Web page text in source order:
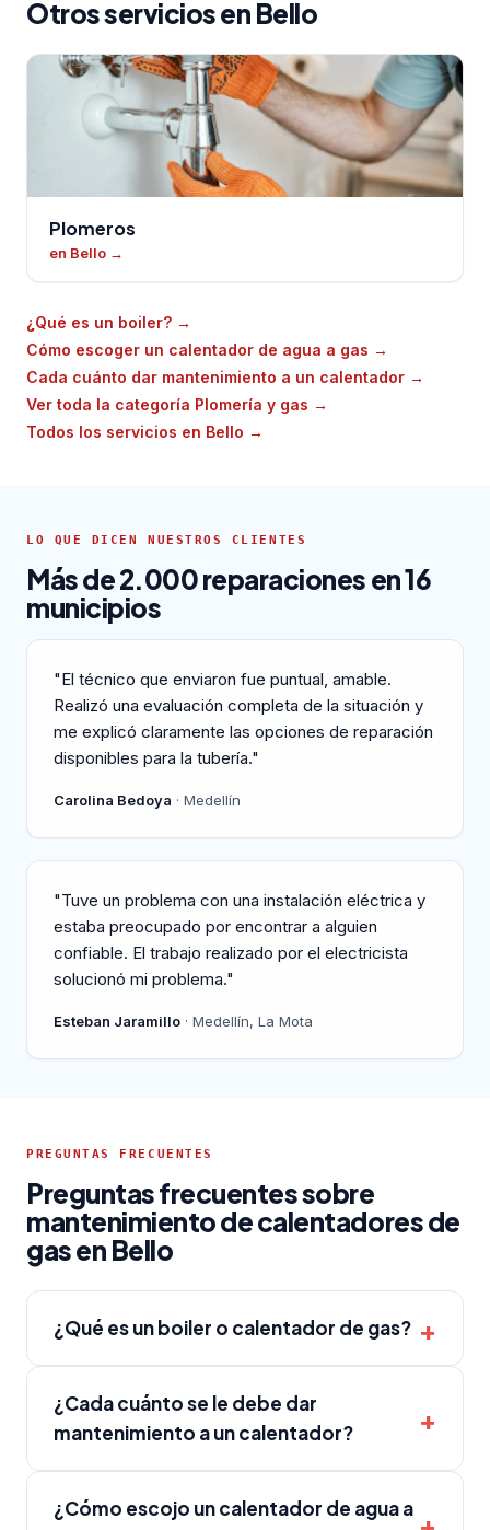
Otros servicios en Bello
Plomeros
en Bello →
¿Qué es un boiler? →
Cómo escoger un calentador de agua a gas →
Cada cuánto dar mantenimiento a un calentador →
Ver toda la categoría Plomería y gas →
Todos los servicios en Bello →
LO QUE DICEN NUESTROS CLIENTES
Más de 2.000 reparaciones en 16
municipios
"El técnico que enviaron fue puntual, amable.
Realizó una evaluación completa de la situación y
me explicó claramente las opciones de reparación
disponibles para la tubería."
Carolina Bedoya · Medellín
"Tuve un problema con una instalación eléctrica y
estaba preocupado por encontrar a alguien
confiable. El trabajo realizado por el electricista
solucionó mi problema."
Esteban Jaramillo · Medellín, La Mota
PREGUNTAS FRECUENTES
Preguntas frecuentes sobre
mantenimiento de calentadores de
gas en Bello
¿Qué es un boiler o calentador de gas?
¿Cada cuánto se le debe dar
mantenimiento a un calentador?
¿Cómo escojo un calentador de agua a